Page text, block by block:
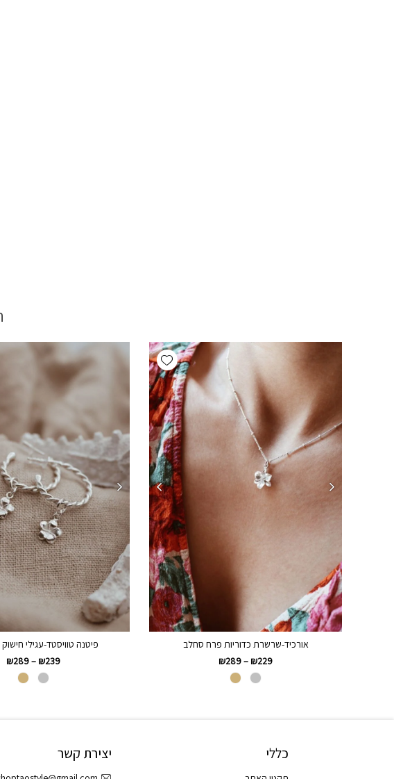
Add wishlist
אורכיד-שרשרת כדוריות פרח סחלב
₪229
–
₪289
פיטנה טוויסטד-עגילי
₪239
–
₪289
כללי יצירת קשר